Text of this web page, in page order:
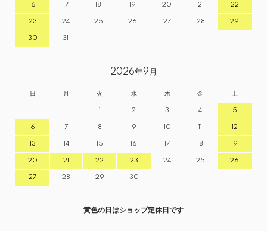
16 17 18 19 20 21 22
23 24 25 26 27 28 29
30 31
2026年9月
日 月 火 水 木 金 土
1 2 3 4 5
6 7 8 9 10 11 12
13 14 15 16 17 18 19
20 21 22 23 24 25 26
27 28 29 30
黄色の日はショップ定休日です